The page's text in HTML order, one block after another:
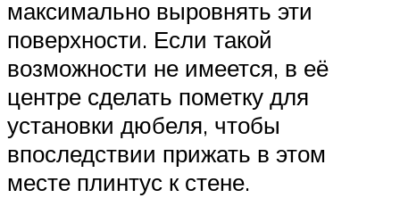
максимально выровнять эти
поверхности. Если такой
возможности не имеется, в её
центре сделать пометку для
установки дюбеля, чтобы
впоследствии прижать в этом
месте плинтус к стене.